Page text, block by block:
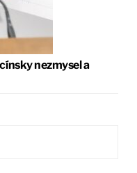
nezmysel a